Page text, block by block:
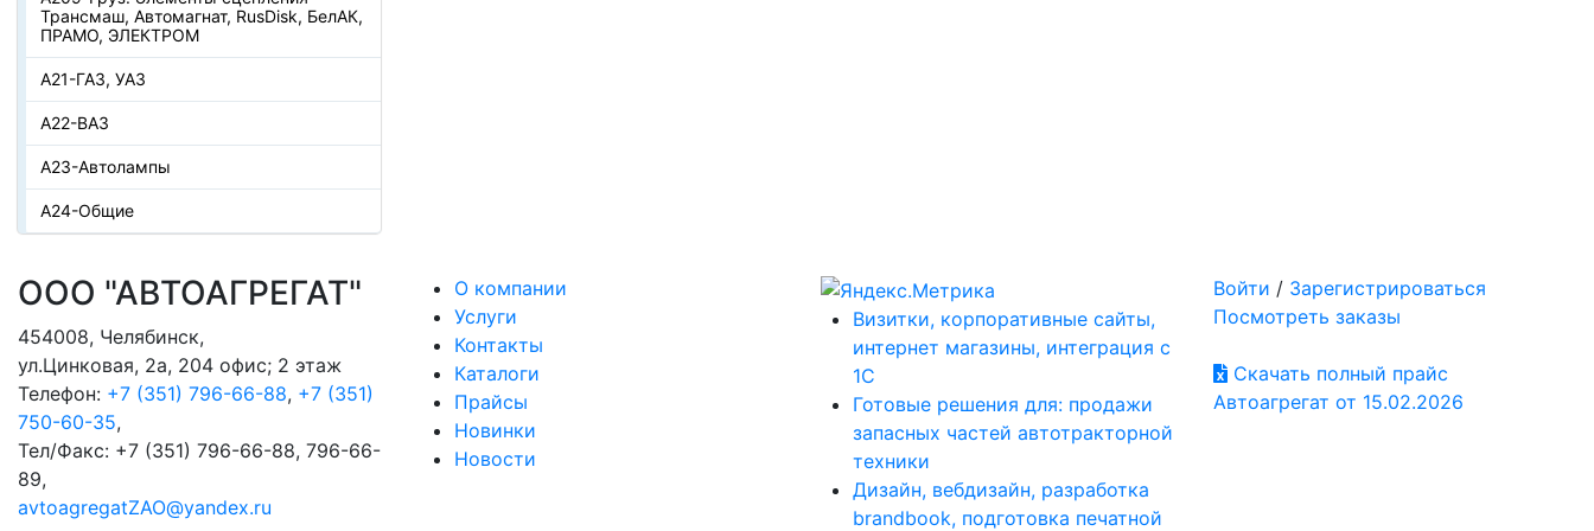
Трансмаш, Автомагнат, RusDisk, БелАК,
ПРАМО, ЭЛЕКТРОМ
А21-ГАЗ, УАЗ
А22-ВАЗ
А23-Автолампы
А24-Общие
ООО "АВТОАГРЕГАТ"
454008, Челябинск,
ул.Цинковая, 2а, 204 офис; 2 этаж
Телефон: +7 (351) 796-66-88, +7 (351)
750-60-35,
Тел/Факс: +7 (351) 796-66-88, 796-66-
89,
avtoagregatZAO@yandex.ru
О компании
Услуги
Контакты
Каталоги
Прайсы
Новинки
Новости
Визитки, корпоративные сайты,
интернет магазины, интеграция с
1С
Готовые решения для: продажи
запасных частей автотракторной
техники
Дизайн, вебдизайн, разработка
brandbook, подготовка печатной
Войти / Зарегистрироваться
Посмотреть заказы
Скачать полный прайс
Автоагрегат от 15.02.2026